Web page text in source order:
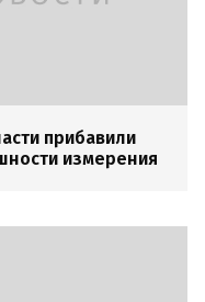
прибавили
измерения